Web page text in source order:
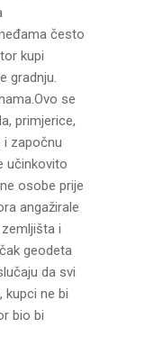
često
kupi
gradnju.
se
primjerice,
i započnu
učinkovito
osobe prije
angažirale
i
geodeta
da svi
kupci ne bi
bio bi